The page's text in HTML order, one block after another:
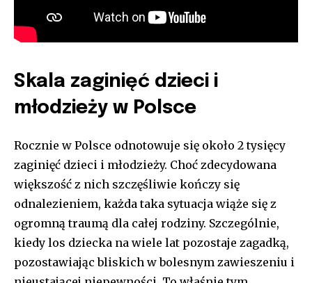
Skala zaginięć dzieci i
młodzieży w Polsce
Rocznie w Polsce odnotowuje się około 2 tysięcy
zaginięć dzieci i młodzieży. Choć zdecydowana
większość z nich szczęśliwie kończy się
odnalezieniem, każda taka sytuacja wiąże się z
ogromną traumą dla całej rodziny. Szczególnie,
kiedy los dziecka na wiele lat pozostaje zagadką,
pozostawiając bliskich w bolesnym zawieszeniu i